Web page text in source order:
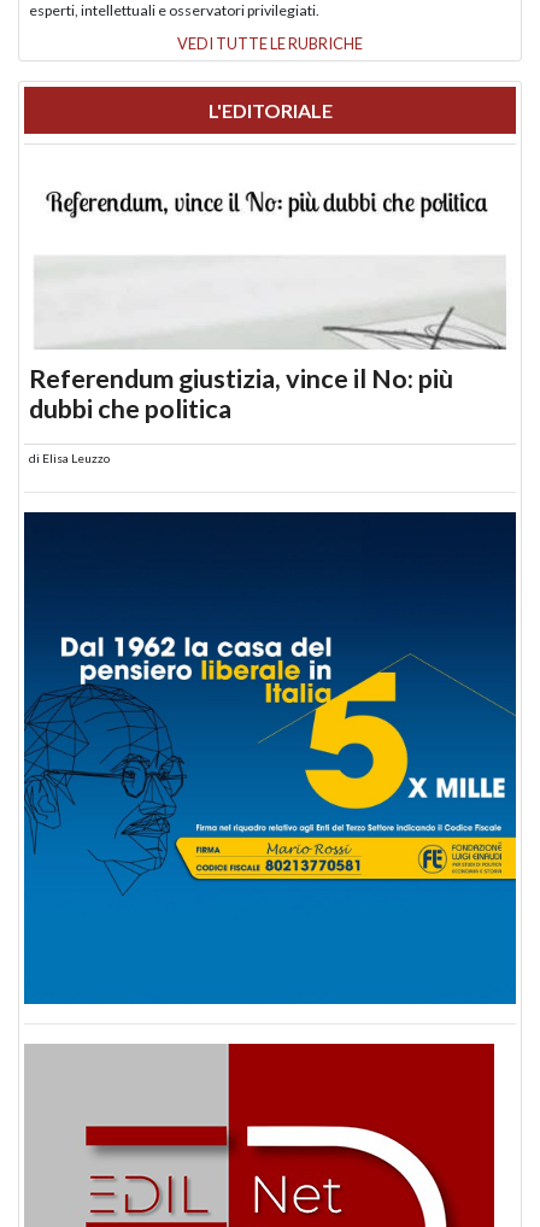
esperti, intellettuali e osservatori privilegiati.
VEDI TUTTE LE RUBRICHE
L'EDITORIALE
Referendum giustizia, vince il No: più
dubbi che politica
di Elisa Leuzzo